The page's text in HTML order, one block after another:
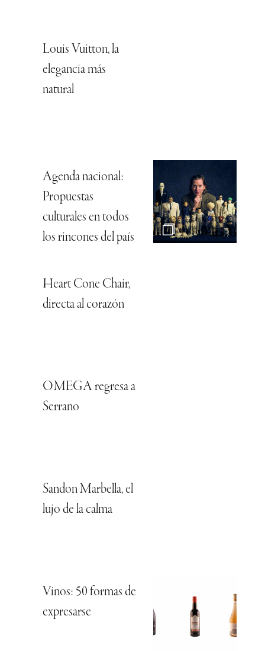
Louis Vuitton, la
elegancia más
natural
Agenda nacional:
Propuestas
culturales en todos
los rincones del país
Heart Cone Chair,
directa al corazón
OMEGA regresa a
Serrano
Sandon Marbella, el
lujo de la calma
Vinos: 50 formas de
expresarse